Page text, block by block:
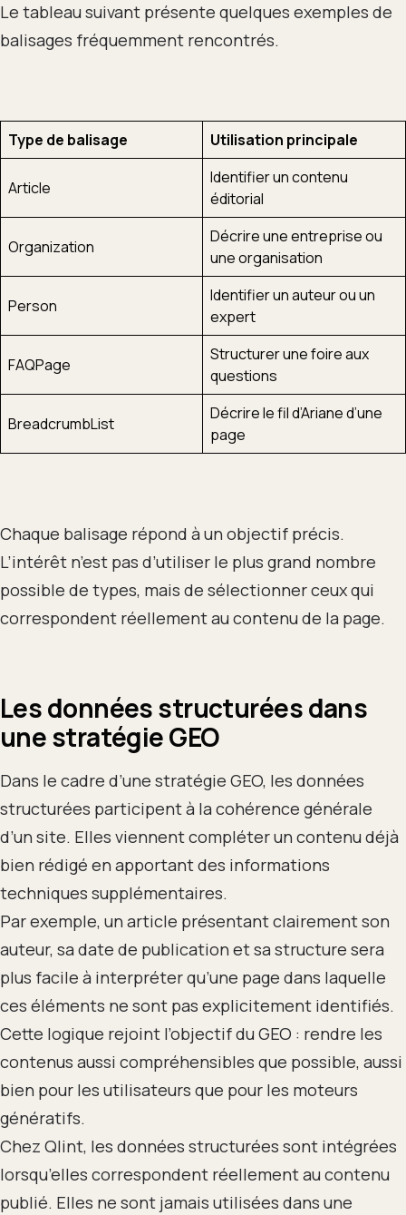
Le tableau suivant présente quelques exemples de
balisages fréquemment rencontrés.
Type de balisage Utilisation principale
Article
Identifier un contenu
éditorial
Organization
Décrire une entreprise ou
une organisation
Person
Identifier un auteur ou un
expert
FAQPage
Structurer une foire aux
questions
BreadcrumbList
Décrire le fil d’Ariane d’une
page
Chaque balisage répond à un objectif précis.
L’intérêt n’est pas d’utiliser le plus grand nombre
possible de types, mais de sélectionner ceux qui
correspondent réellement au contenu de la page.
Les données structurées dans
une stratégie GEO
Dans le cadre d’une stratégie GEO, les données
structurées participent à la cohérence générale
d’un site. Elles viennent compléter un contenu déjà
bien rédigé en apportant des informations
techniques supplémentaires.
Par exemple, un article présentant clairement son
auteur, sa date de publication et sa structure sera
plus facile à interpréter qu’une page dans laquelle
ces éléments ne sont pas explicitement identifiés.
Cette logique rejoint l’objectif du GEO : rendre les
contenus aussi compréhensibles que possible, aussi
bien pour les utilisateurs que pour les moteurs
génératifs.
Chez Qlint, les données structurées sont intégrées
lorsqu’elles correspondent réellement au contenu
publié. Elles ne sont jamais utilisées dans une